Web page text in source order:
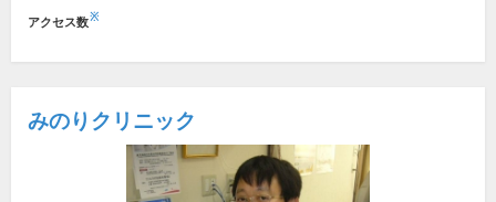
アクセス数※
みのりクリニック